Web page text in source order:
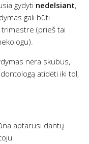
gydyti nedelsiant,
gali būti
(prieš tai
nėra skubus,
atidėti iki tol,
aptarusi dantų